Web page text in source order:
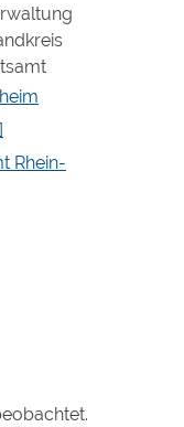
Rhein-